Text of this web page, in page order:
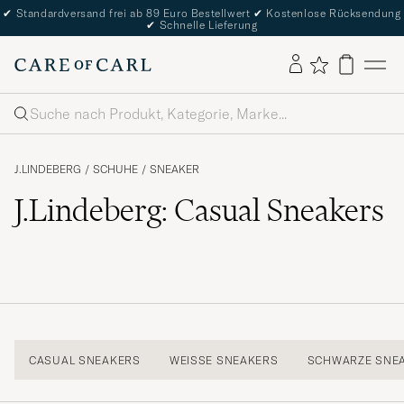
✔ Standardversand frei ab 89 Euro Bestellwert ✔ Kostenlose Rücksendung
✔ Schnelle Lieferung
Suche
J.LINDEBERG / SCHUHE / SNEAKER
J.Lindeberg: Casual Sneakers
CASUAL SNEAKERS WEISSE SNEAKERS SCHWARZE